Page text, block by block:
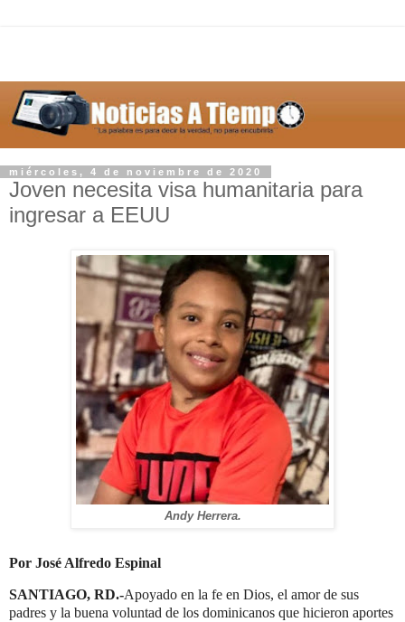
miércoles, 4 de noviembre de 2020
Joven necesita visa humanitaria para
ingresar a EEUU
Andy Herrera.
Por José Alfredo Espinal
SANTIAGO, RD.-Apoyado en la fe en Dios, el amor de sus
padres y la buena voluntad de los dominicanos que hicieron aportes